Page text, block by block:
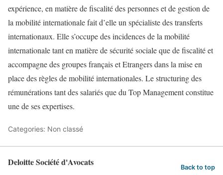
expérience, en matière de fiscalité des personnes et de gestion de
la mobilité internationale fait d’elle un spécialiste des transferts
internationaux. Elle s’occupe des incidences de la mobilité
internationale tant en matière de sécurité sociale que de fiscalité et
accompagne des groupes français et Etrangers dans la mise en
place des règles de mobilité internationales. Le structuring des
rémunérations tant des salariés que du Top Management constitue
une de ses expertises.
Categories: Non classé
Deloitte Société d'Avocats Back to top